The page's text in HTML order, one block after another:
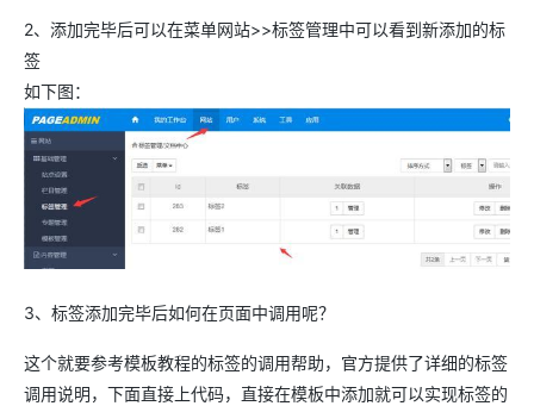
2、添加完毕后可以在菜单网站>>标签管理中可以看到新添加的标
签
如下图：
3、标签添加完毕后如何在页面中调用呢？
这个就要参考模板教程的标签的调用帮助，官方提供了详细的标签
调用说明，下面直接上代码，直接在模板中添加就可以实现标签的